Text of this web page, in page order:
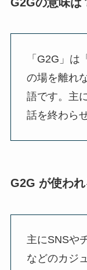
「G2G」
の場を離れ
語です。主
話を終わら
G2G が使わ
主にSNSや
などのカジ